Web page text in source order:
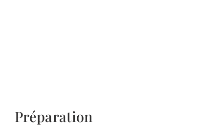
Préparation